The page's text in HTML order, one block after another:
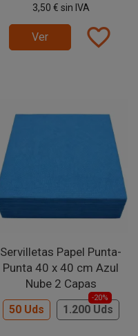
3,50 € sin IVA
Ver favorite_border
Servilletas Papel Punta-
Punta 40 x 40 cm Azul
Nube 2 Capas
50 Uds 1.200 Uds
-20%